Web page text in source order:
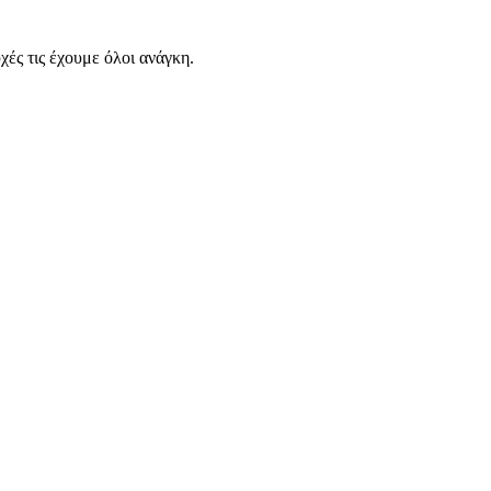
τις έχουμε όλοι ανάγκη.